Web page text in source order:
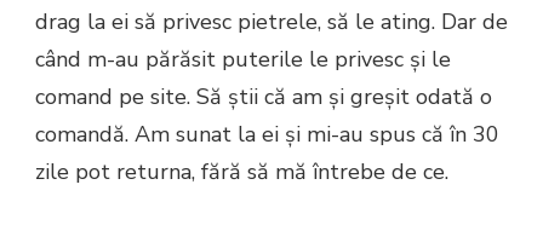
drag la ei să privesc pietrele, să le ating. Dar de
când m-au părăsit puterile le privesc și le
comand pe site. Să știi că am și greșit odată o
comandă. Am sunat la ei și mi-au spus că în 30
zile pot returna, fără să mă întrebe de ce.